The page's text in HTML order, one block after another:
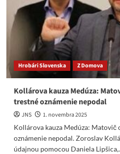
Hrobári Slovenska Z Domova
Kollárova kauza Medúza:
trestné oznámenie nepodal
JNS
1. novembra 2025
Kollárova kauza Medúza: Matovič
oznámenie nepodal. Zoroslav
údajnou pomocou Daniela